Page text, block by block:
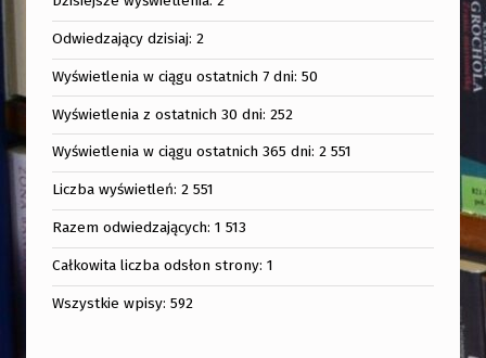
Odwiedzający dzisiaj:2
Wyświetlenia w ciągu ostatnich 7 dni:50
Wyświetlenia z ostatnich 30 dni:252
Wyświetlenia w ciągu ostatnich 365 dni:2 551
Liczba wyświetleń:2 551
Razem odwiedzających:1 513
Całkowita liczba odsłon strony:1
Wszystkie wpisy:592